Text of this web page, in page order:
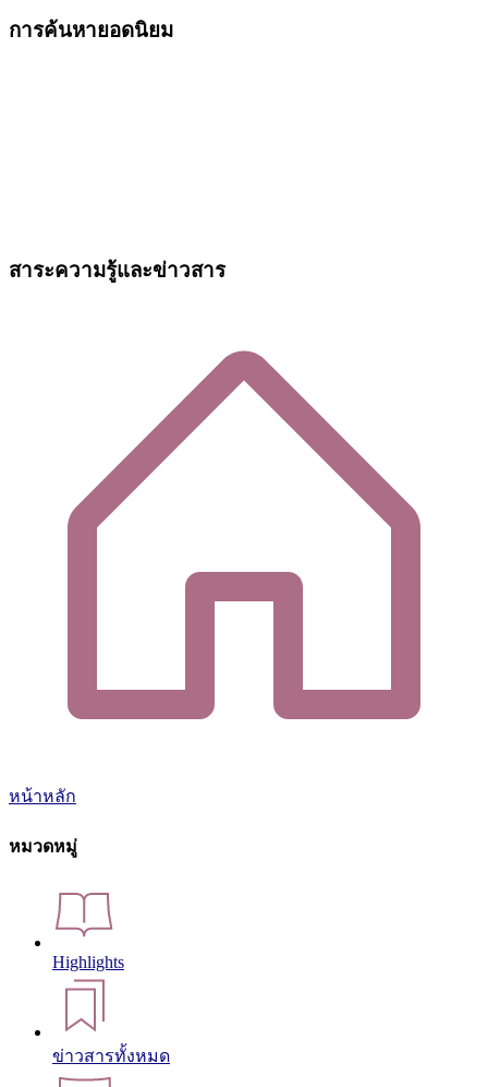
การค้นหายอดนิยม
สาระความรู้และข่าวสาร
หน้าหลัก
หมวดหมู่
Highlights
ข่าวสารทั้งหมด